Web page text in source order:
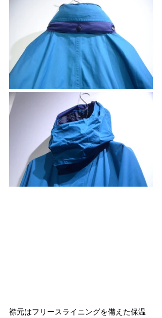
襟元はフリースライニングを備えた保温